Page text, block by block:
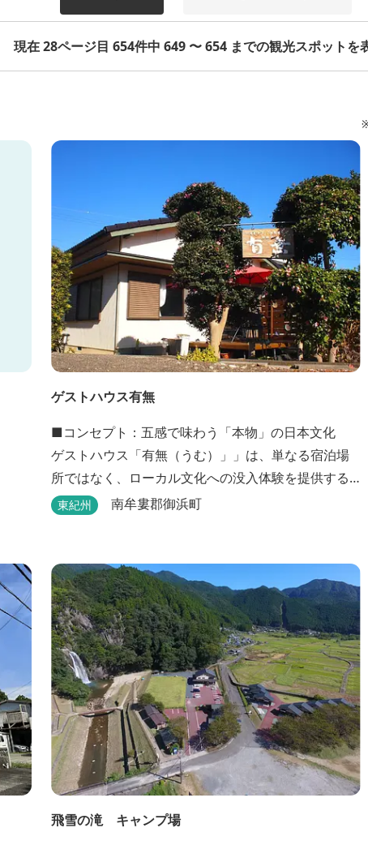
現在 28ページ目 654件中 649 〜 654 までの観光スポットを
ゲストハウス有無
■コンセプト：五感で味わう「本物」の日本文化
ゲストハウス「有無（うむ）」」は、単なる宿泊場
所ではなく、ローカル文化への没入体験を提供する
体験型ゲストハウスです。みかんの香りに包まれ、
す。 「年中みかんのとれるまち」にある当館は、ご
宿泊のお客様にその時期に採れた旬の「ウエルカム
みかん」や無農薬野菜の...
東紀州 南牟婁郡御浜町
飛雪の滝 キャンプ場